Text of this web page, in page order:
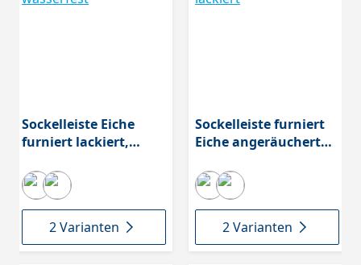
Sockelleiste Eiche
furniert lackiert,
2 Varianten
Sockelleiste furniert
Eiche angeräuchert
2 Varianten